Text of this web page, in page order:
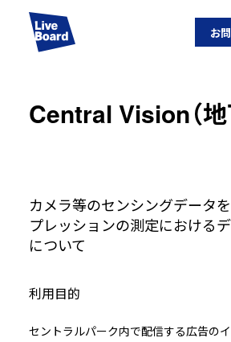
お
企業情報
LIVE BOARDの取り組み
採用情報
ョンの測定箇所一覧
Central Vision（地
カメラ等のセンシングデータ
プレッションの測定における
について
利用目的
セントラルパーク内で配信する広告の